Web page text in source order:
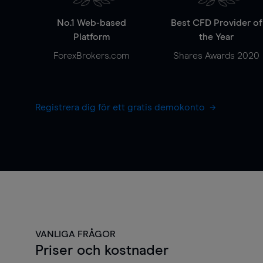
No.1 Web-based
Platform
ForexBrokers.com
Best CFD Provider of
the Year
Shares Awards 2020
Registrera dig för ett gratis demokonto
VANLIGA FRÅGOR
Priser och kostnader